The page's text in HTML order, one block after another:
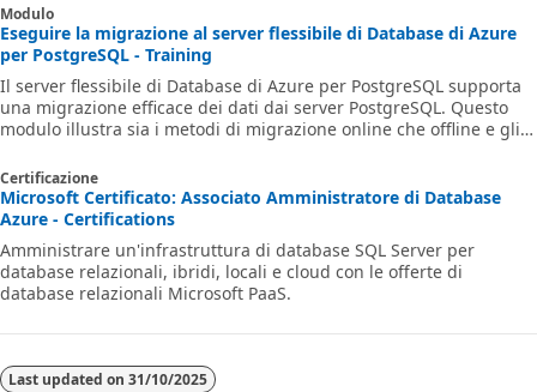
Modulo
Eseguire la migrazione al server flessibile di Database di Azure
per PostgreSQL - Training
Il server flessibile di Database di Azure per PostgreSQL supporta
una migrazione efficace dei dati dai server PostgreSQL. Questo
modulo illustra sia i metodi di migrazione online che offline e gli
scenario. Informazioni sulle tecniche pratiche per la gestione
efficiente delle migrazioni, ideale per ridurre al minimo i tempi di
inattività e mantenere la produttività.
Certificazione
Microsoft Certificato: Associato Amministratore di Database
Azure - Certifications
Amministrare un'infrastruttura di database SQL Server per
database relazionali, ibridi, locali e cloud con le offerte di
database relazionali Microsoft PaaS.
Last updated on 31/10/2025